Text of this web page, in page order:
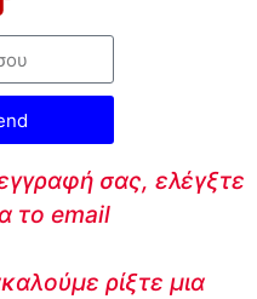
σας, ελέγξτε
το email
ρίξτε μια